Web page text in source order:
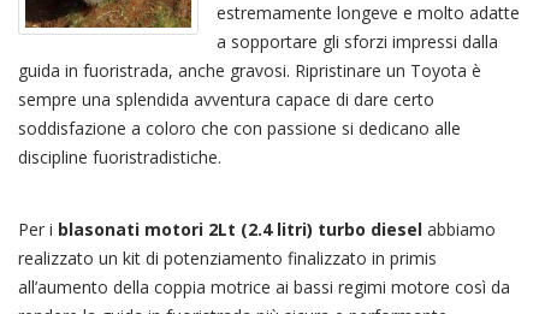
estremamente longeve e molto adatte
a sopportare gli sforzi impressi dalla
guida in fuoristrada, anche gravosi. Ripristinare un Toyota è
sempre una splendida avventura capace di dare certo
soddisfazione a coloro che con passione si dedicano alle
discipline fuoristradistiche.
Per i blasonati motori 2Lt (2.4 litri) turbo diesel abbiamo
realizzato un kit di potenziamento finalizzato in primis
all’aumento della coppia motrice ai bassi regimi motore così da